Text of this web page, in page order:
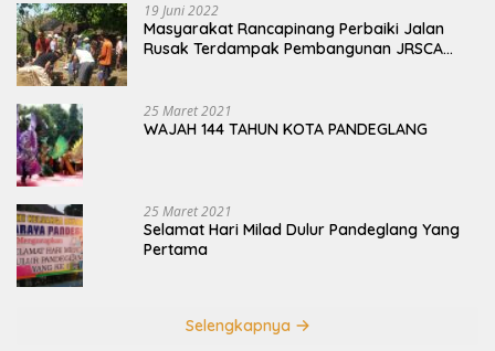
19 Juni 2022
Masyarakat Rancapinang Perbaiki Jalan
Rusak Terdampak Pembangunan JRSCA
25 Maret 2021
WAJAH 144 TAHUN KOTA PANDEGLANG
25 Maret 2021
Selamat Hari Milad Dulur Pandeglang Yang
Pertama
Selengkapnya